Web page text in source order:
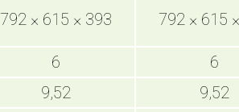
792 × 615 × 393 792 × 615
6 6
9,52 9,52